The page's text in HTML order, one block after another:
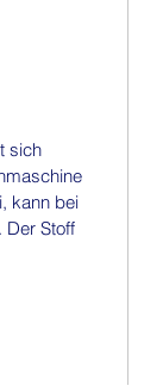
sich
kann bei
Der Stoff